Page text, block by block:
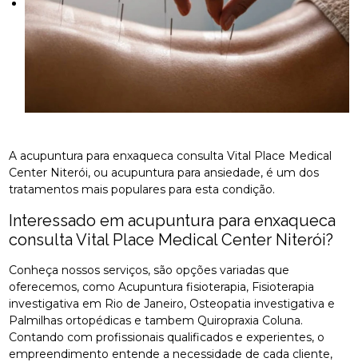
A acupuntura para enxaqueca consulta Vital Place Medical
Center Niterói, ou acupuntura para ansiedade, é um dos
tratamentos mais populares para esta condição.
Interessado em acupuntura para enxaqueca
consulta Vital Place Medical Center Niterói?
Conheça nossos serviços, são opções variadas que
oferecemos, como Acupuntura fisioterapia, Fisioterapia
investigativa em Rio de Janeiro, Osteopatia investigativa e
Palmilhas ortopédicas e tambem Quiropraxia Coluna.
Contando com profissionais qualificados e experientes, o
empreendimento entende a necessidade de cada cliente,